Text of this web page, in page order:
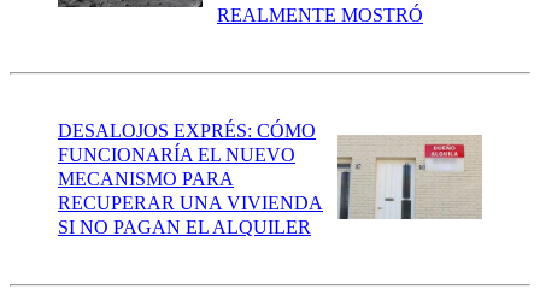
REALMENTE MOSTRÓ
DESALOJOS EXPRÉS: CÓMO
FUNCIONARÍA EL NUEVO
MECANISMO PARA
RECUPERAR UNA VIVIENDA
SI NO PAGAN EL ALQUILER